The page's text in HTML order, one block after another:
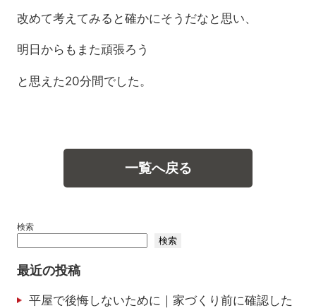
改めて考えてみると確かにそうだなと思い、
明日からもまた頑張ろう
と思えた20分間でした。
一覧へ戻る
検索
検索
最近の投稿
平屋で後悔しないために｜家づくり前に確認した